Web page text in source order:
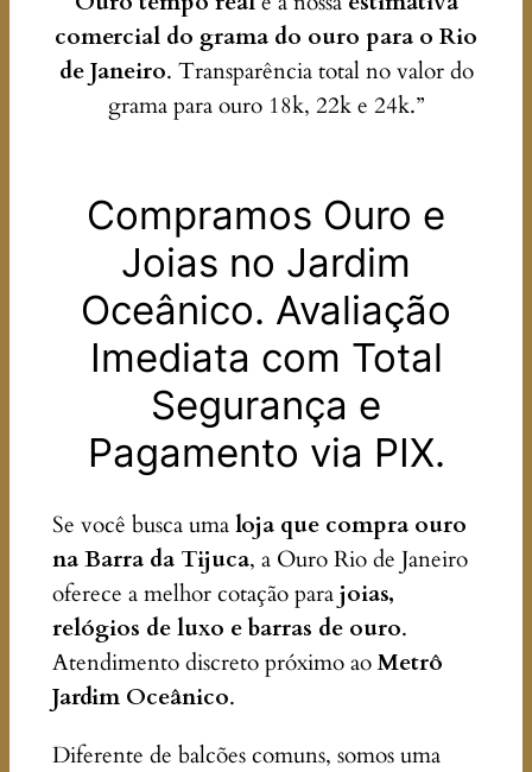
comercial do grama do ouro para o Rio
de Janeiro. Transparência total no valor do
grama para ouro 18k, 22k e 24k.”
Compramos Ouro e
Joias no Jardim
Oceânico. Avaliação
Imediata com Total
Segurança e
Pagamento via PIX.
Se você busca umaloja que compra ouro
na Barra da Tijuca, a Ouro Rio de Janeiro
oferece a melhor cotação parajoias,
relógios de luxo e barras de ouro.
Atendimento discreto próximo aoMetrô
Jardim Oceânico.
Diferente de balcões comuns, somos uma